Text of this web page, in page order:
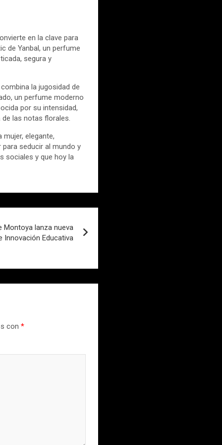
en la clave para
de Yanbal, un perfume
segura y
la jugosidad de
un perfume moderno
por su intensidad,
las notas florales.
elegante,
seducir al mundo y
sociales y que hoy la
Montoya lanza nueva
Innovación Educativa
con*